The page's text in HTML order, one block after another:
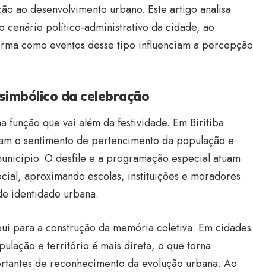
ao desenvolvimento urbano. Este artigo analisa
cenário político-administrativo da cidade, ao
como eventos desse tipo influenciam a percepção
da celebração
função que vai além da festividade. Em Biritiba
o sentimento de pertencimento da população e
O desfile e a programação especial atuam
aproximando escolas, instituições e moradores
identidade urbana.
para a construção da memória coletiva. Em cidades
e território é mais direta, o que torna
de reconhecimento da evolução urbana. Ao